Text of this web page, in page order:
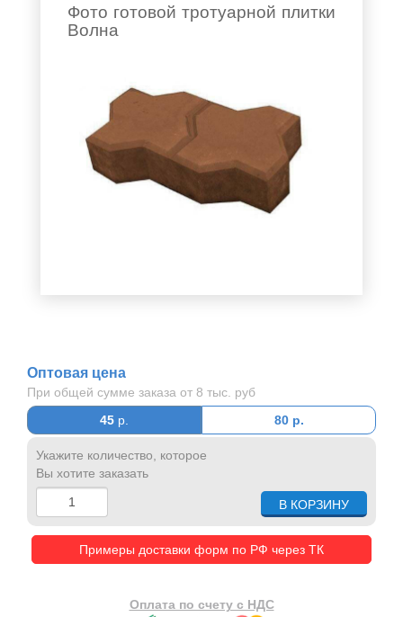
Фото готовой тротуарной плитки
Волна
Оптовая цена
При общей сумме заказа от 8 тыс. руб
45 р. 80 р.
Укажите количество, которое
Вы хотите заказать
Примеры доставки форм по РФ через ТК
Оплата по счету с НДС